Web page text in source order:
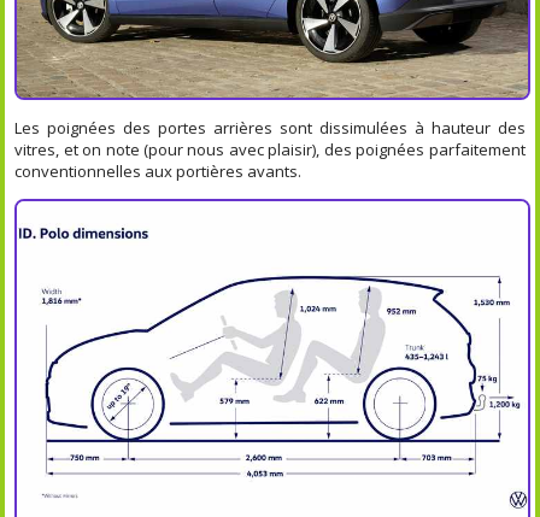
Les poignées des portes arrières sont dissimulées à hauteur des
vitres, et on note (pour nous avec plaisir), des poignées parfaitement
conventionnelles aux portières avants.